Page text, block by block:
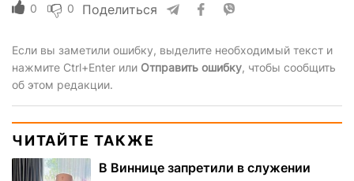
0 0 Поделиться
Если вы заметили ошибку, выделите необходимый текст и
нажмите Ctrl+Enter или Отправить ошибку, чтобы сообщить
об этом редакции.
ЧИТАЙТЕ ТАКЖЕ
В Виннице запретили в служении